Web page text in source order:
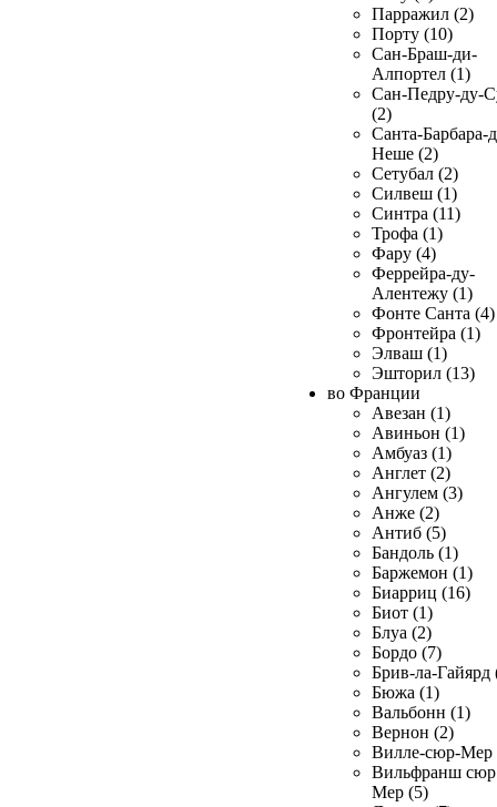
Парражил (2)
Порту (10)
Сан-Браш-ди-
Алпортел (1)
Сан-Педру-ду-
(2)
Санта-Барбара-
Неше (2)
Сетубал (2)
Силвеш (1)
Синтра (11)
Трофа (1)
Фару (4)
Феррейра-ду-
Алентежу (1)
Фонте Санта (4)
Фронтейра (1)
Элваш (1)
Эшторил (13)
во Франции
Авезан (1)
Авиньон (1)
Амбуаз (1)
Англет (2)
Ангулем (3)
Анже (2)
Антиб (5)
Бандоль (1)
Баржемон (1)
Биарриц (16)
Биот (1)
Блуа (2)
Бордо (7)
Брив-ла-Гайярд
Бюжа (1)
Вальбонн (1)
Вернон (2)
Вилле-сюр-Мер
Вильфранш сюр
Мер (5)